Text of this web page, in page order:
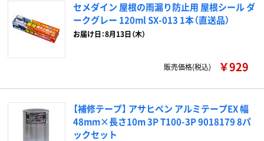
セメダイン 屋根の雨漏り防止用 屋根シール ダ
ークグレー 120ml SX-013 1本（直送品）
お届け日：8月13日（木）
販売価格(税込) ￥929
【補修テープ】 アサヒペン アルミテープEX 幅
48mm×長さ10m 3P T100-3P 9018179 8パ
ックセット